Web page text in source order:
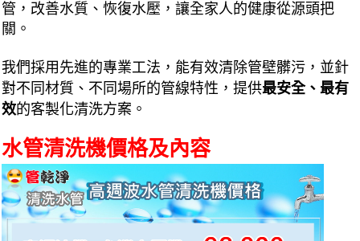
管，改善水質、恢復水壓，讓全家人的健康從源頭把
關。
我們採用先進的專業工法，能有效清除管壁髒污，並針
對不同材質、不同場所的管線特性，提供最安全、最有
效的客製化清洗方案。
水管清洗機價格及內容